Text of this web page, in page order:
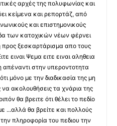
αρχές της πολυφωνίας και
κείμενα και ρεπορτάζ, από
και επιστημονικούς
των κατοχικών νέων φέρνει
προς ξεσκαρτάρισμα απο τους
ειναι Ψεμα ειτε ειναι αληθεια
στην υπεροντοτητα
μόνο με την διαδικασία της μη
να ακολουθήσεις τα χνάρια της
θα βρειτε ότι θέλει το πεδίο
...αλλά θα βρείτε και πολλούς
πληροφορία του πεδιου την